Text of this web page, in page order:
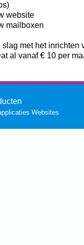
website
mailboxen
met het
al vanaf € 10 per
Websites